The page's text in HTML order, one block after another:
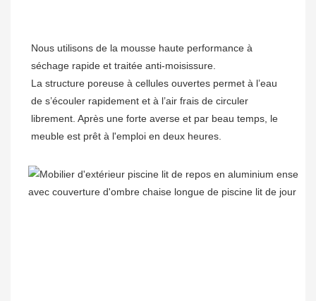
Nous utilisons de la mousse haute performance à
séchage rapide et traitée anti-moisissure.
La structure poreuse à cellules ouvertes permet à l’eau
de s’écouler rapidement et à l’air frais de circuler
librement. Après une forte averse et par beau temps, le